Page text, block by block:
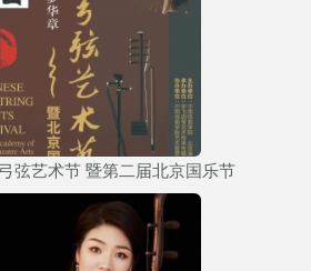
弦艺术节 暨第二届北京国乐节